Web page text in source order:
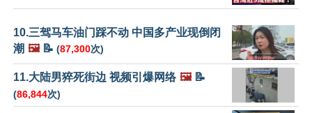
10.三驾马车油门踩不动 中国多产业现倒闭
潮 🖼️📝 (87,300次)
11.大陆男猝死街边 视频引爆网络 🖼️📝
(86,844次)